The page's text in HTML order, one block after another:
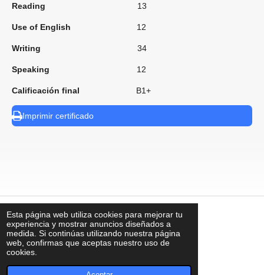
Esta página web utiliza cookies para mejorar tu
experiencia y mostrar anuncios diseñados a
medida. Si continúas utilizando nuestra página
web, confirmas que aceptas nuestro uso de
cookies.
Reading 13
Use of English 12
Writing 34
Speaking 12
Calificación final B1+
Imprimir certificado
⠀
contacto@uks.com.mx